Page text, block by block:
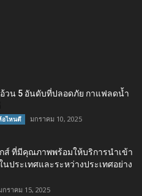
วน 5 อันดับที่ปลอดภัย กาแฟลดน้ำ
อไหนดี มกราคม 10, 2025
ส์ ที่มีคุณภาพพร้อมให้บริการนำเข้า
ประเทศและระหว่างประเทศอย่าง
กราคม 15, 2025